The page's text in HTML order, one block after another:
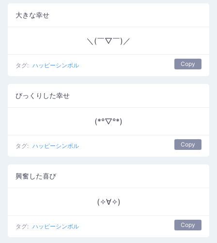
大きな幸せ
＼(￣▽￣)／
タグ: ハッピーシンボル Copy
びっくりした幸せ
(*°▽°*)
タグ: ハッピーシンボル Copy
興奮した喜び
(✧∀✧)
タグ: ハッピーシンボル Copy